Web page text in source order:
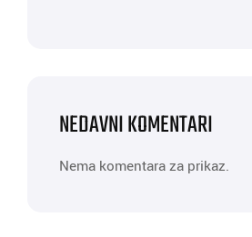
NEDAVNI KOMENTARI
Nema komentara za prikaz.